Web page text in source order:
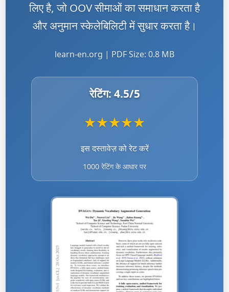
लिए है, जो OOV सीमाओं का समाधान करता है
और अनुमान स्केलेबिलिटी में सुधार करता है।
learn-en.org | PDF Size: 0.8 MB
रेटिंग: 4.5/5
★★★★★
इस दस्तावेज़ को रेट करें
1000 रेटिंग के आधार पर